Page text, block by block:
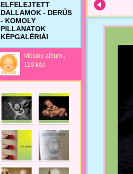
ELFELEJTETT
DALLAMOK - DERŰS
- KOMOLY
PILLANATOK
KÉPGALÉRIÁI
Mosoly album..
119 kép